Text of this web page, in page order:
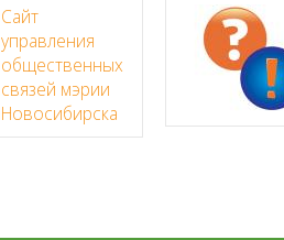
Сайт
управления
общественных
связей мэрии
Новосибирска